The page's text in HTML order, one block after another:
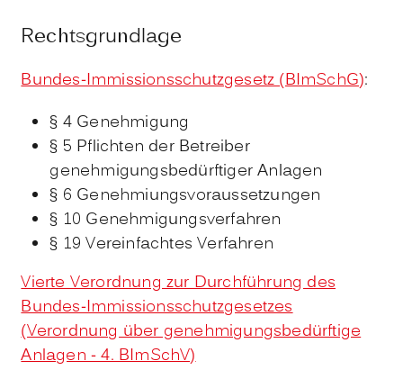
Rechtsgrundlage
Bundes-Immissionsschutzgesetz (BImSchG):
§ 4 Genehmigung
§ 5 Pflichten der Betreiber
genehmigungsbedürftiger Anlagen
§ 6 Genehmiungsvoraussetzungen
§ 10 Genehmigungsverfahren
§ 19 Vereinfachtes Verfahren
Vierte Verordnung zur Durchführung des
Bundes-Immissionsschutzgesetzes
(Verordnung über genehmigungsbedürftige
Anlagen - 4. BImSchV)